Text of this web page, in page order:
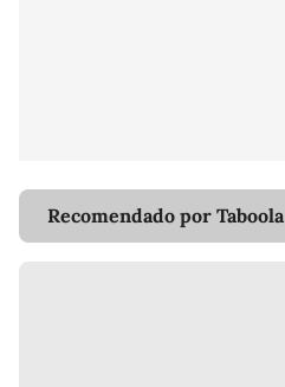
Recomendado por Taboola